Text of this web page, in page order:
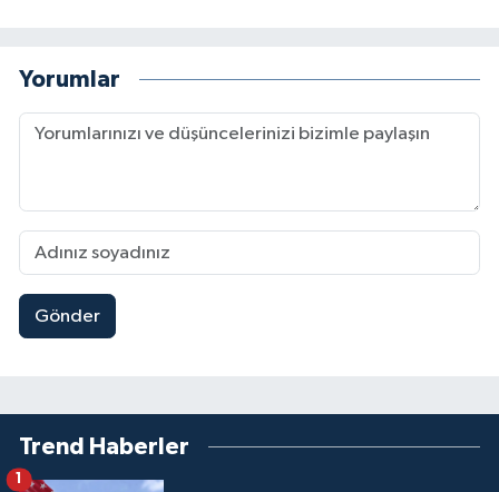
Yorumlar
Gönder
Trend Haberler
1